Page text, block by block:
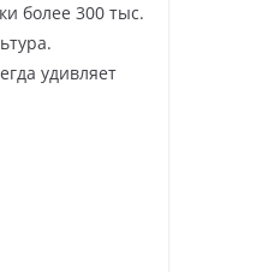
более 300 тыс.
удивляет